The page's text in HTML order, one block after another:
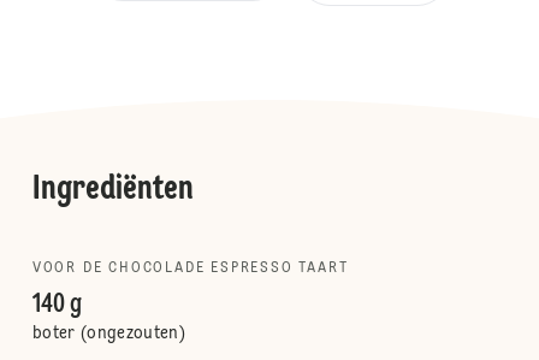
Ingrediënten
VOOR DE CHOCOLADE ESPRESSO TAART
140 g
boter (ongezouten)